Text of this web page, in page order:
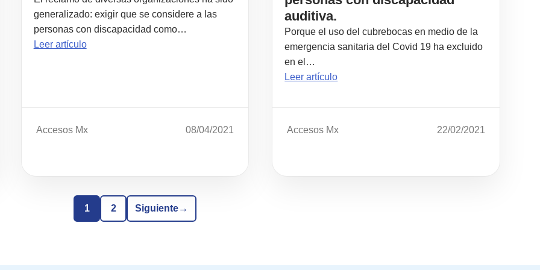
generalizado: exigir que se considere a las
personas con discapacidad como…
Leer artículo
Accesos Mx 08/04/2021
auditiva.
Porque el uso del cubrebocas en medio de la
emergencia sanitaria del Covid 19 ha excluido
en el…
Leer artículo
Accesos Mx 22/02/2021
Página
1 Página
2 Siguiente→